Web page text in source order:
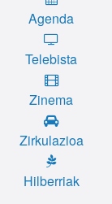
Agenda
Telebista
Zinema
Zirkulazioa
Hilberriak